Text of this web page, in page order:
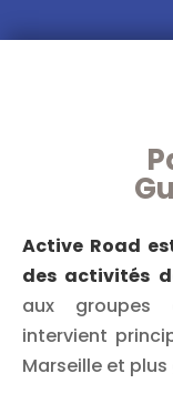
Active Road
des activités
aux groupes
intervient
Marseille et